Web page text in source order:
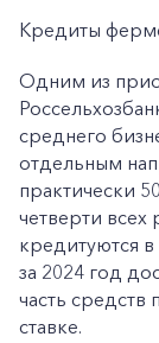
Кредиты
Одним из
среднего
отдельным
практически
четверти
кредитуются
за 2024 год
часть средств
ставке.